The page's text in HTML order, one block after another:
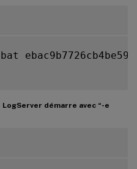
bat
démarre avec “-e